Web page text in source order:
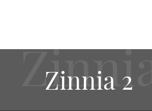
Zinnia 2